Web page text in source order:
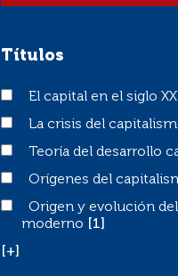
Títulos
El capital en el siglo XXI
El capital en el siglo
La crisis del capitalismo
La crisis del
Teoría del desarrollo
Teoría del desarrollo
Orígenes del capitalismo
Orígenes del
Origen y evolución del
Origen y evolución
moderno
[1]
[+]